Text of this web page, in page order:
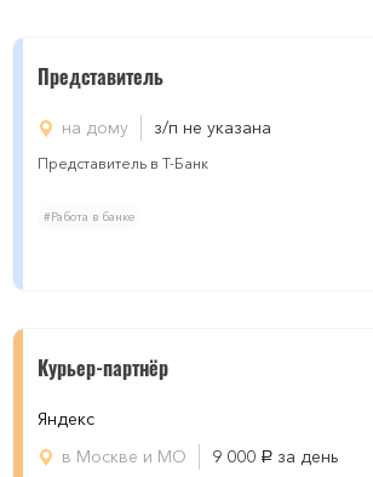
Представитель
на дому з/п не указана
Представитель в Т-Банк
#Работа в банке
Курьер-партнёр
Яндекс
в Москве и МО
9 000 руб. за день